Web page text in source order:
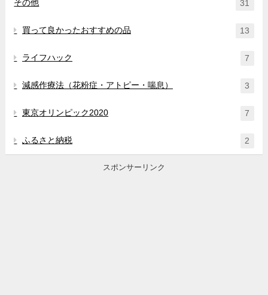
その他 31
買って良かったおすすめの品 13
ライフハック 7
減感作療法（花粉症・アトピー・喘息） 3
東京オリンピック2020 7
ふるさと納税 2
スポンサーリンク